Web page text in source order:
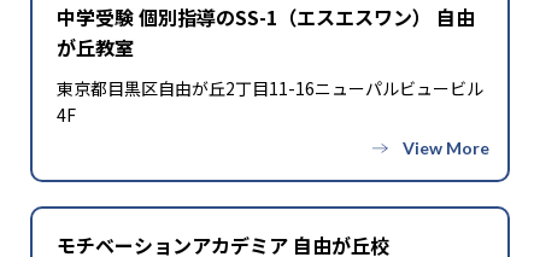
中学受験 個別指導のSS-1（エスエスワン） 自由
が丘教室
東京都目黒区自由が丘2丁目11-16ニューパルビュービル
4F
モチベーションアカデミア 自由が丘校